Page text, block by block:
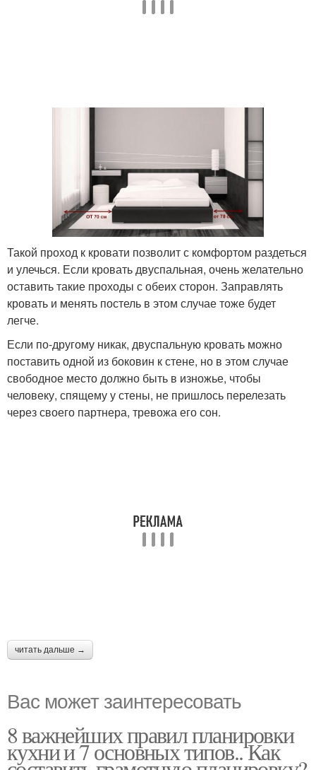
Такой проход к кровати позволит с комфортом раздеться
и улечься. Если кровать двуспальная, очень желательно
оставить такие проходы с обеих сторон. Заправлять
кровать и менять постель в этом случае тоже будет
легче.
Если по-другому никак, двуспальную кровать можно
поставить одной из боковин к стене, но в этом случае
свободное место должно быть в изножье, чтобы
человеку, спящему у стены, не пришлось перелезать
через своего партнера, тревожа его сон.
читать дальше →
Вас может заинтересовать
8 важнейших правил планировки
кухни и 7 основных типов.. Как